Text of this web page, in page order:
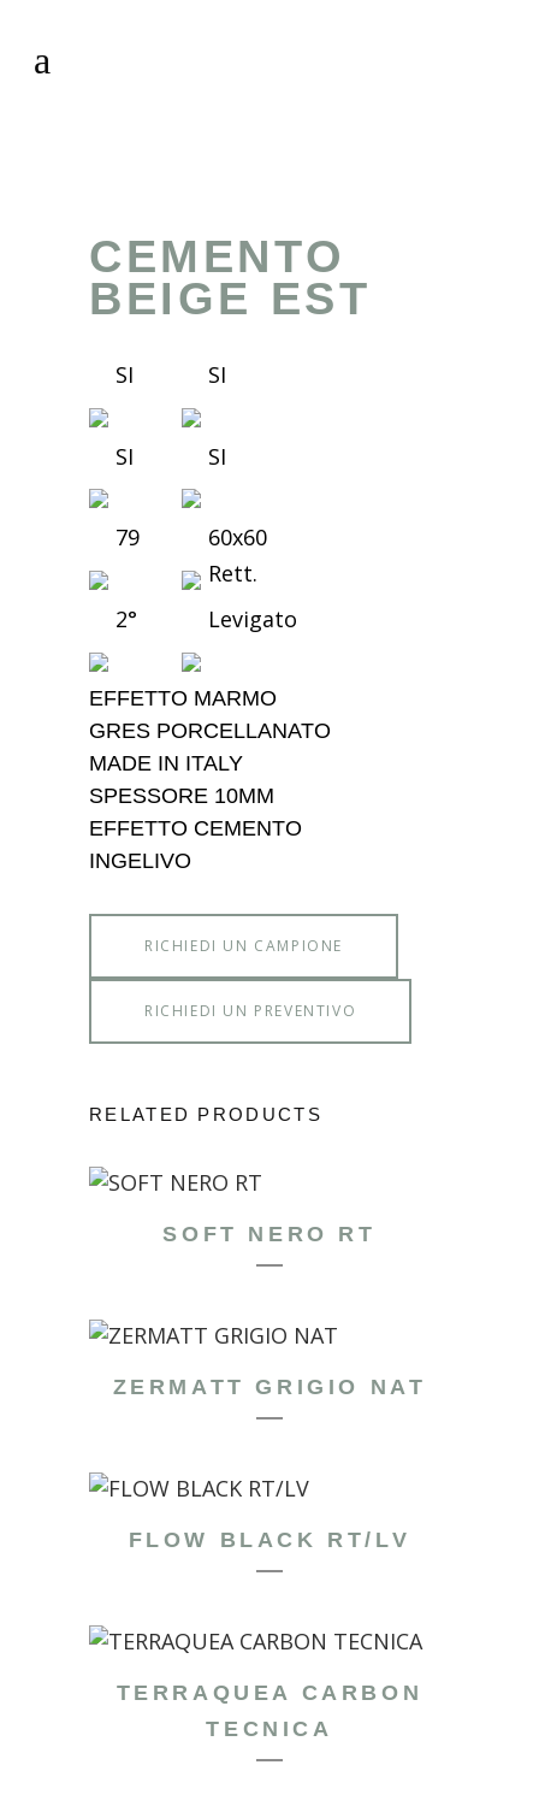
CEMENTO
BEIGE EST
SI SI
SI SI
79
60x60
Rett.
2°
Levigato
EFFETTO MARMO
GRES PORCELLANATO
MADE IN ITALY
SPESSORE 10MM
EFFETTO CEMENTO
INGELIVO
RICHIEDI UN CAMPIONE
RICHIEDI UN PREVENTIVO
RELATED PRODUCTS
SOFT NERO RT
ZERMATT GRIGIO NAT
FLOW BLACK RT/LV
TERRAQUEA CARBON
TECNICA